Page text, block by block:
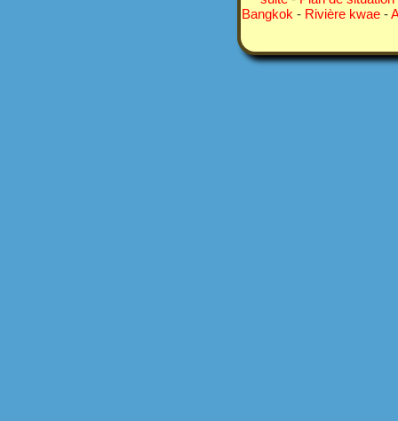
Bangkok - Rivière kwae-